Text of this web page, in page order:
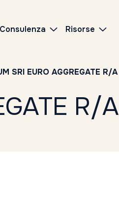
Consulenza Risorse
SRI EURO AGGREGATE R/A
R/A